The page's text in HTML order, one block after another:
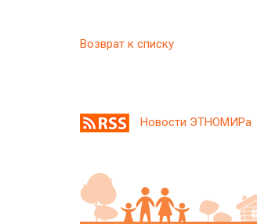
Возврат к списку
Новости ЭТНОМИРа